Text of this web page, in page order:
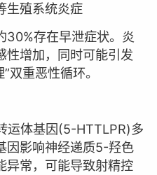
殖系统炎症
存在早泄症状。炎
性增加，同时可能引发
双重恶性循环。
体基因(5-HTTLPR)多
因影响神经递质5-羟色
异常，可能导致射精控